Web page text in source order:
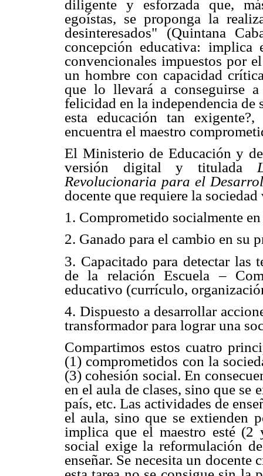
diligente y esforzada que,
egoístas, se proponga la
desinteresados" (Quintana
concepción educativa: implica
convencionales impuestos por
un hombre con capacidad
que lo llevará a conseguirse
felicidad en la independencia de
esta educación tan
encuentra el maestro
El Ministerio de Educación y
versión digital y titulada
Revolucionaria para el
docente que requiere la
1. Comprometido socialmente
2. Ganado para el cambio en su
3. Capacitado para detectar las
de la relación Escuela –
educativo (currículo,
4. Dispuesto a desarrollar
transformador para lograr una
Compartimos estos cuatro
(1) comprometidos con la
(3) cohesión social. En
en el aula de clases, sino que
país, etc. Las actividades de
el aula, sino que se extienden
implica que el maestro esté
social exige la reformulación
enseñar. Se necesita un